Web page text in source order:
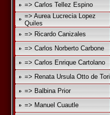
=> Carlos Tellez Espino
=> Aurea Lucrecia Lopez
Quiles
=> Ricardo Canizales
=> Carlos Norberto Carbone
=> Carlos Enrique Cartolano
=> Renata Ursula Otto de Tori
=> Balbina Prior
=> Manuel Cuautle